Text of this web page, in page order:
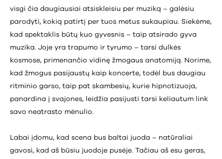
visgi čia daugiausiai atsiskleisiu per muziką – galėsiu
parodyti, kokią patirtį per tuos metus sukaupiau. Siekėme,
kad spektaklis būtų kuo gyvesnis – taip atsirado gyva
muzika. Joje yra trapumo ir tyrumo – tarsi dulkės
kosmose, primenančio vidinę žmogaus anatomiją. Norime,
kad žmogus pasijaustų kaip koncerte, todėl bus daugiau
ritminio garso, taip pat skambesių, kurie hipnotizuoja,
panardina į svajones, leidžia pasijusti tarsi keliautum link
savo neatrasto mėnulio.
Labai įdomu, kad scena bus baltai juoda – natūraliai
gavosi, kad aš būsiu juodoje pusėje. Tačiau aš esu geras,